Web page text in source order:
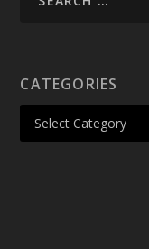
CATEGORIES